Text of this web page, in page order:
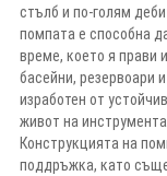
стълб и по-голям
помпата е способна
време, което я прави
басейни, резервоари
изработен от
живот на
Конструкцията на
поддръжка, като